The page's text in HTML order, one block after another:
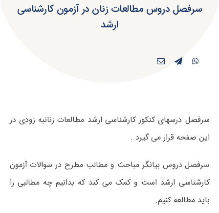
سرفصل دروس مطالعات زنان در آزمون کارشناسی
ارشد
سرفصل درسهای کنکور کارشناسی ارشد مطالعات زنانبه زودی در
این صفحه قرار می گیرد .
سرفصل دروس بیانگر مباحث و مطالب مطرح در سوالات آزمون
کارشناسی ارشد است و کمک می کند که بدانیم چه مطالبی را
باید مطالعه کنیم.